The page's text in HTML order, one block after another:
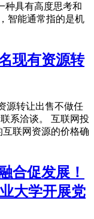
种具有高度思考和
智能通常指的是机
现有资源转
源转让出售不做任
系洽谈。 互联网投
联网资源的价格确
合促发展！
大学开展党